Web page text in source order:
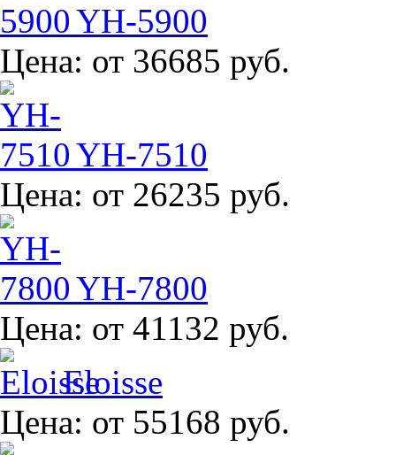
YH-5900
Цена: от 36685 руб.
YH-7510
Цена: от 26235 руб.
YH-7800
Цена: от 41132 руб.
Eloisse
Цена: от 55168 руб.